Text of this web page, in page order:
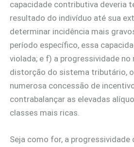
capacidade contributiva deveria
resultado do indivíduo até sua
determinar incidência mais
período específico, essa
violada; e f) a progressividade no
distorção do sistema tributário,
numerosa concessão de
contrabalançar as elevadas
classes mais ricas.
Seja como for, a progressividade